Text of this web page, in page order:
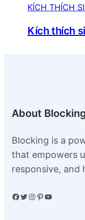
KÍCH THÍCH
Kích thích
About
Blocking is a
that empowers
responsive, and
Facebook Twitter Instagram Pinterest YouTube